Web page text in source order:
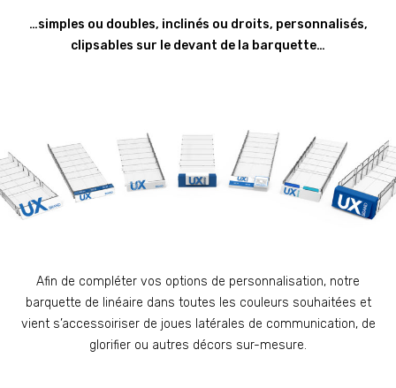
…simples ou doubles, inclinés ou droits, personnalisés,
clipsables sur le devant de la barquette…
Afin de compléter vos options de personnalisation, notre
barquette de linéaire dans toutes les couleurs souhaitées et
vient s’accessoiriser de joues latérales de communication, de
glorifier ou autres décors sur-mesure.